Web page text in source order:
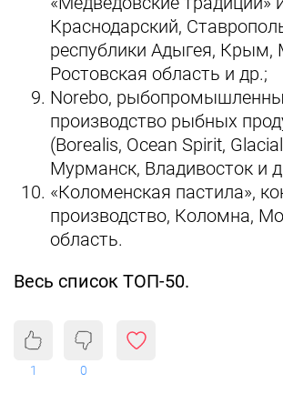
Краснодарский,
республики Адыгея, Крым,
Ростовская область и др.;
Norebo,
производство рыбных
(Borealis, Ocean Spirit,
Мурманск, Владивосток и
«Коломенская пастила»,
производство, Коломна,
область.
Весь список ТОП-50.
1 0